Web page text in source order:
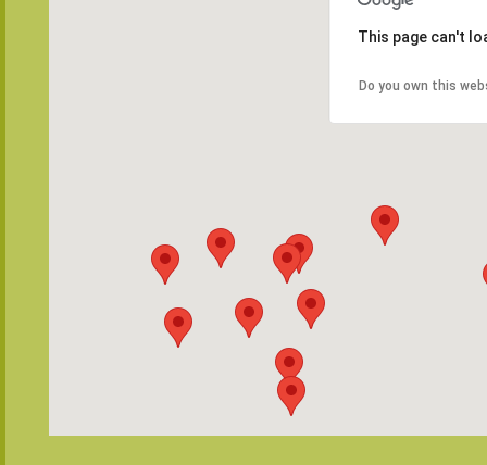
This page can't
Do you own this